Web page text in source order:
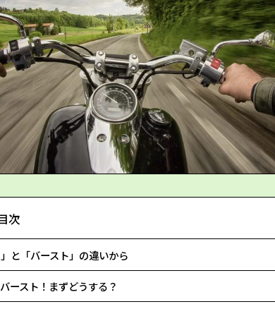
次
と「バースト」の違いから
ースト！まずどうする？